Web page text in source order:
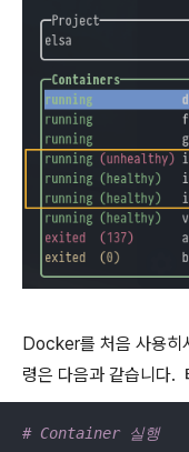
Docker를 처음 사용히
령은 다음과 같습니다.
# Container 실행